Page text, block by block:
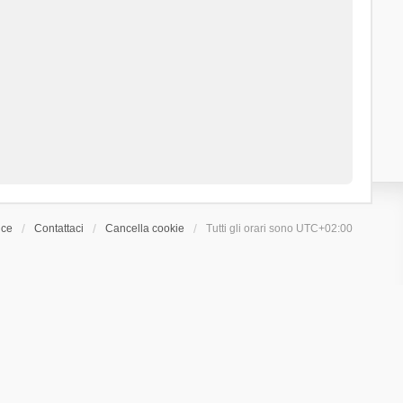
Contattaci Cancella cookie Tutti gli orari sono UTC+02:00